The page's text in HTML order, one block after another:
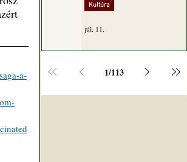
a-
Kultúra
júl. 11.
1/113